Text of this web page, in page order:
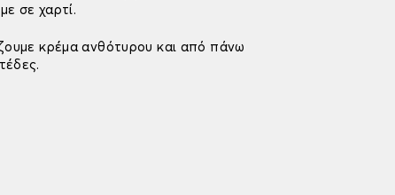
σε χαρτί.
κρέμα ανθότυρου και από πάνω